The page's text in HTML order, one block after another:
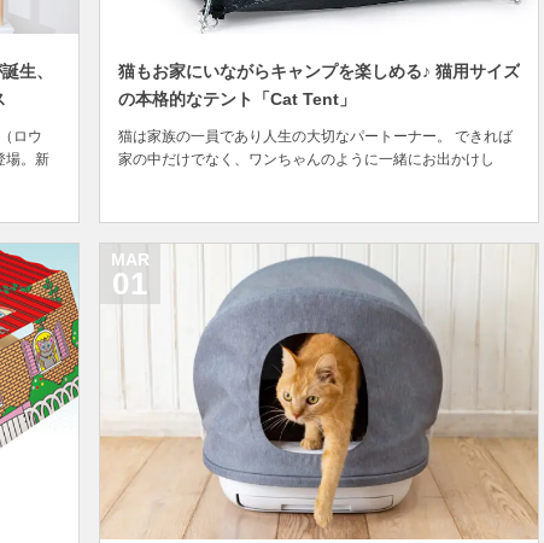
生、
ロウ
場。新
ンドを
猫もお家にいながらキャンプを楽しめる♪ 猫用サイズ
の本格的なテント「Cat Tent」
猫は家族の一員であり人生の大切なパートーナー。 できれば
家の中だけでなく、ワンちゃんのように一緒にお出かけし
もつきまとうため現実的には難しいのが実情です。 だから、
せめて雰囲気だけでも味わいたい……。そんな人には楽...
MAR
01